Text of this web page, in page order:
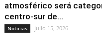
atmosférico será
centro-sur de...
Noticias julio 15, 2026